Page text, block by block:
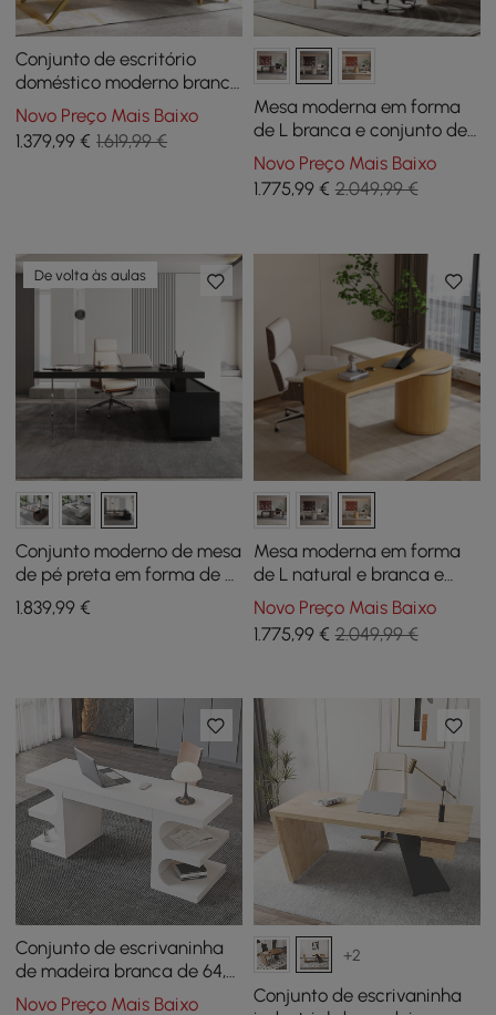
Conjunto de escritório
doméstico moderno branco
de 71 polegadas,
escrivaninha executiva de
madeira e cadeira
Novo Preço Mais Baixo
1.379,99 € 1.619,99 €
Mesa moderna em forma
de L branca e conjunto de
cadeiras de escritório
doméstico esbranquiçadas
estofadas
Novo Preço Mais Baixo
1.775,99€ 2.049,99 €
De volta às aulas
Conjunto moderno de mesa
de pé preta em forma de L
e conjunto de cadeiras de
escritório de couro cáqui
1.839,99 €
Mesa moderna em forma
de L natural e branca e
com conjunto de cadeiras
de escritório doméstico
esbranquiçado estofado
Novo Preço Mais Baixo
1.775,99€ 2.049,99 €
Conjunto de escrivaninha
de madeira branca de 64,2
polegadas e cadeira de
Novo Preço Mais Baixo
+2
Conjunto de escrivaninha